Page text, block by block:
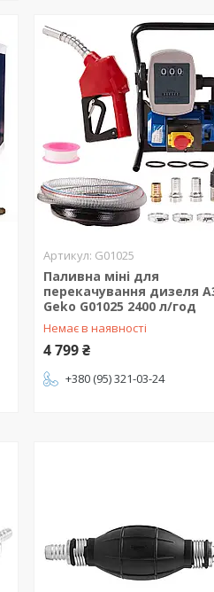
G01025
Паливна міні для
перекачування дизеля
Geko G01025 2400 л/год
Немає в наявності
4 799 ₴
+380 (95) 321-03-24